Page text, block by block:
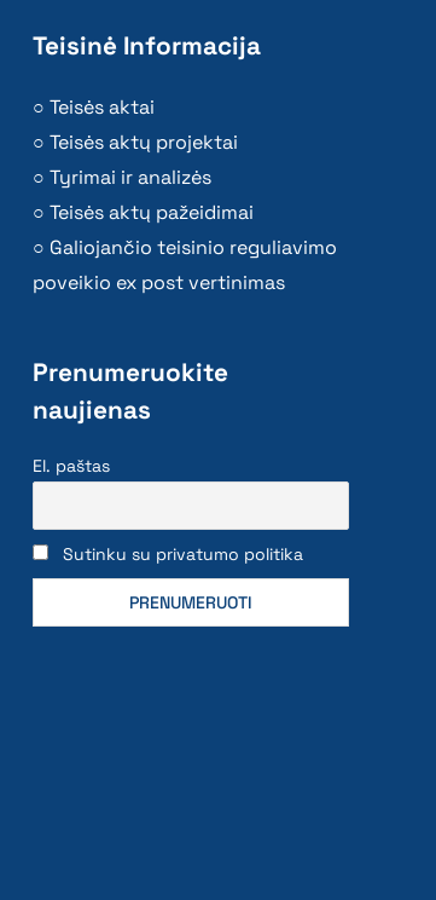
Teisinė Informacija
Teisės aktai
Teisės aktų projektai
Tyrimai ir analizės
Teisės aktų pažeidimai
Galiojančio teisinio reguliavimo
poveikio ex post vertinimas
Prenumeruokite
naujienas
El. paštas
Sutinku su privatumo politika